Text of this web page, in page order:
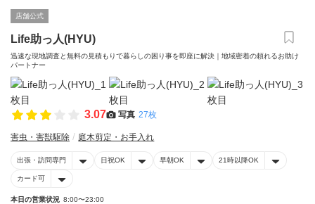
店舗公式
Life助っ人(HYU)
迅速な現地調査と無料の見積もりで暮らしの困り事を即座に解決｜地域密着の頼れるお助け
パートナー
3.07 写真 27枚
害虫・害獣駆除 庭木剪定・お手入れ
出張・訪問専門 日祝OK 早朝OK 21時以降OK
カード可
本日の営業状況 8:00〜23:00